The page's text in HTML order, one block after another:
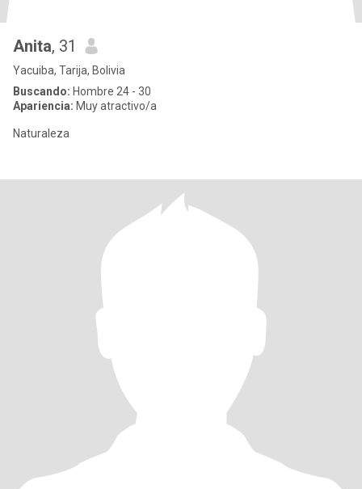
Anita, 31
Yacuiba, Tarija, Bolivia
Buscando: Hombre 24 - 30
Apariencia: Muy atractivo/a
Naturaleza